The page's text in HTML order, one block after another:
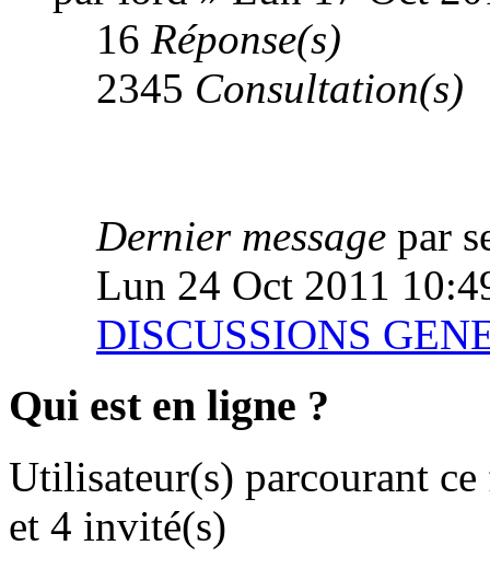
16 Réponse(s)
2345 Consultation(s)
Dernier message par
Lun 24 Oct 2011
DISCUSSIONS
Qui est en ligne ?
Utilisateur(s) parcourant
et 4 invité(s)